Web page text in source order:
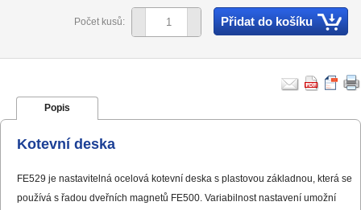
Počet kusů: Přidat do košíku
Popis
Kotevní deska
FE529 je nastavitelná ocelová kotevní deska s plastovou základnou, která se
používá s řadou dveřních magnetů FE500. Variabilnost nastavení umožní